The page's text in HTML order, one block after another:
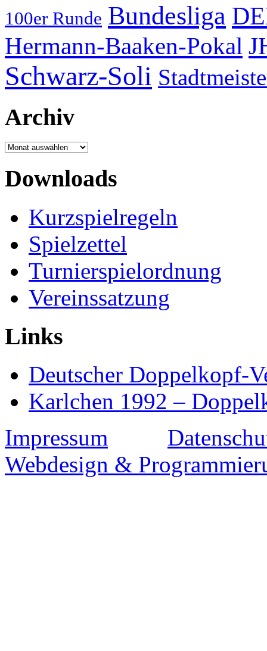
100er Runde Bundesliga
Hermann-Baaken-Pokal
Schwarz-Soli
Archiv
Archiv
Downloads
Kurzspielregeln
Spielzettel
Turnierspielordnung
Vereinssatzung
Links
Deutscher Doppelkopf-
Karlchen 1992 –
Impressum
Webdesign &